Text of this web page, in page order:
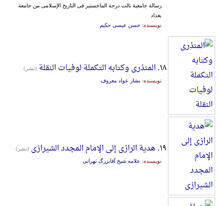
رسالة جامعیة نالت درجة الماجستیر فی التاریخ الإسلامی من جامعة
بغداد
نویسنده: حسن عیسی حکیم
۱۸. المنذری وکتابه التکملة لوفیات النقلة (نشر)
نویسنده: بشار عواد معروف
۱۹. هدیة الرازی إلی الإمام المجدد الشیرازی (نشر)
نویسنده: علامه شیخ آقابزرگ تهرانی